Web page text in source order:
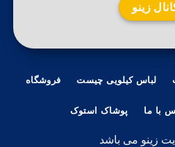
زینو
لباس کیلویی چیست فروشگاه
با ما پوشاک استوک
زینو می باشد